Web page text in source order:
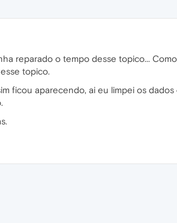
reparado o tempo desse topico...
topico.
ficou aparecendo, ai eu limpei os